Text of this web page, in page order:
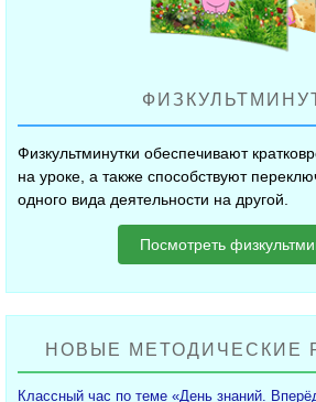
Физкультминутки обеспечивают
на уроке, а также способствуют
одного вида деятельности на другой.
Посмотреть
НОВЫЕ МЕТОДИЧЕСКИЕ
Классный час по теме «День знаний.